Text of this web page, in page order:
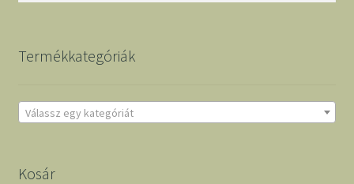
Termékkategóriák
Válassz egy kategóriát
Kosár